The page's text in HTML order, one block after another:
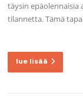
täysin epäolennaisia
tilannetta. Tämä
lue lisää